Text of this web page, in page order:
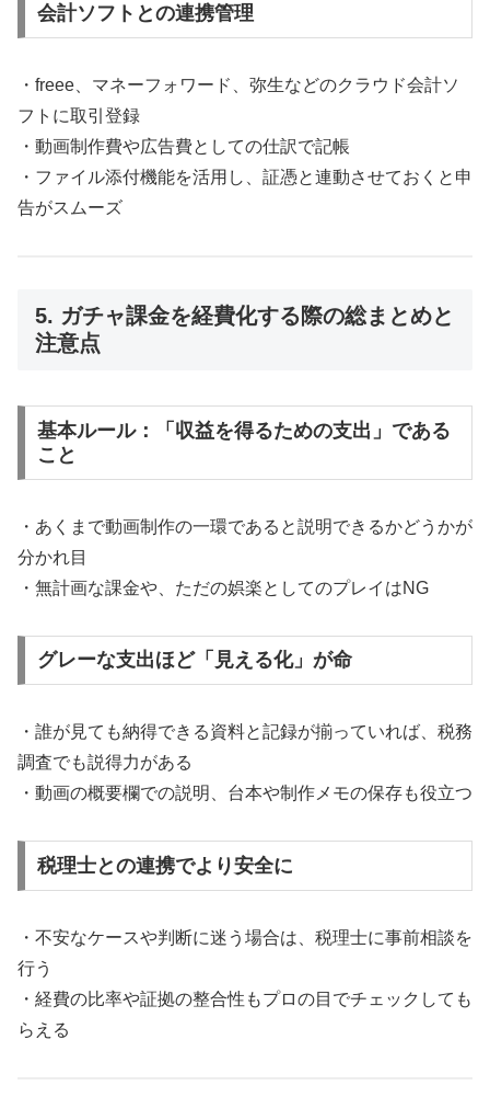
会計ソフトとの連携管理
・freee、マネーフォワード、弥生などのクラウド会計ソ
フトに取引登録
・動画制作費や広告費としての仕訳で記帳
・ファイル添付機能を活用し、証憑と連動させておくと申
告がスムーズ
5. ガチャ課金を経費化する際の総まとめと
注意点
基本ルール：「収益を得るための支出」である
こと
・あくまで動画制作の一環であると説明できるかどうかが
分かれ目
・無計画な課金や、ただの娯楽としてのプレイはNG
グレーな支出ほど「見える化」が命
・誰が見ても納得できる資料と記録が揃っていれば、税務
調査でも説得力がある
・動画の概要欄での説明、台本や制作メモの保存も役立つ
税理士との連携でより安全に
・不安なケースや判断に迷う場合は、税理士に事前相談を
行う
・経費の比率や証拠の整合性もプロの目でチェックしても
らえる